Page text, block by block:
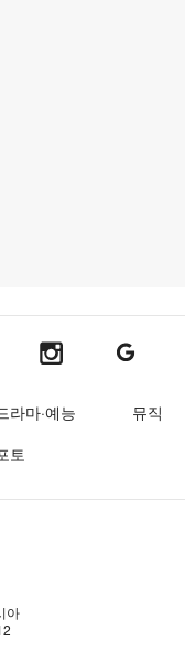
아 엑스텐아시아 인스타그램
텐아시아
라마·예능
뮤직
토
아